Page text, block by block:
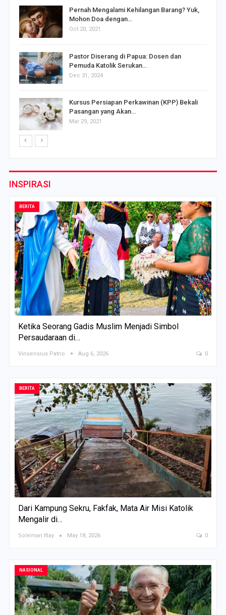
Pernah Mengalami Kehilangan Barang? Yuk,
Mohon Doa dengan…
Oct 20, 2021
Pastor Diserang di Papua: Dosen dan
Pemuda Katolik Serukan…
Dec 31, 2024
Kursus Persiapan Perkawinan (KPP) Bekali
Pasangan yang Akan…
Mar 29, 2021
INSPIRASI
BERITA
Ketika Seorang Gadis Muslim Menjadi Simbol
Persaudaraan di…
Vinsensius Patno Aug 6, 2026 0
BERITA
Dari Kampung Sekru, Fakfak, Mata Air Misi Katolik
Mengalir di…
Soleman Itlay May 18, 2026 0
NASIONAL